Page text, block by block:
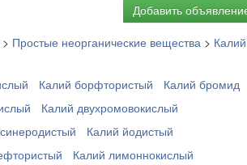
Добавить
> Простые неорганические вещества > Калий
Калий борфтористый
Калий бромид
Калий двухромовокислый
Калий йодистый
Калий лимоннокислый